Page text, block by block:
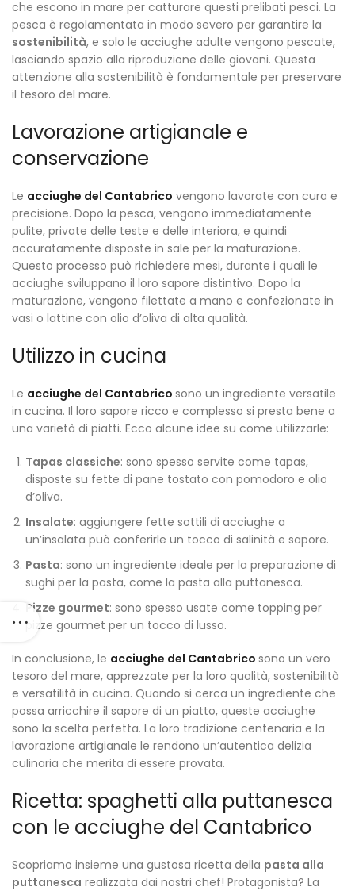
che escono in mare per catturare questi prelibati pesci. La
pesca è regolamentata in modo severo per garantire la
sostenibilità, e solo le acciughe adulte vengono pescate,
lasciando spazio alla riproduzione delle giovani. Questa
attenzione alla sostenibilità è fondamentale per preservare
il tesoro del mare.
Lavorazione artigianale e
conservazione
Le acciughe del Cantabrico vengono lavorate con cura e
precisione. Dopo la pesca, vengono immediatamente
pulite, private delle teste e delle interiora, e quindi
accuratamente disposte in sale per la maturazione.
Questo processo può richiedere mesi, durante i quali le
acciughe sviluppano il loro sapore distintivo. Dopo la
maturazione, vengono filettate a mano e confezionate in
vasi o lattine con olio d’oliva di alta qualità.
Utilizzo in cucina
Le acciughe del Cantabrico sono un ingrediente versatile
in cucina. Il loro sapore ricco e complesso si presta bene a
una varietà di piatti. Ecco alcune idee su come utilizzarle:
Tapas classiche: sono spesso servite come tapas,
disposte su fette di pane tostato con pomodoro e olio
d’oliva.
Insalate: aggiungere fette sottili di acciughe a
un’insalata può conferirle un tocco di salinità e sapore.
Pasta: sono un ingrediente ideale per la preparazione di
sughi per la pasta, come la pasta alla puttanesca.
Pizze gourmet: sono spesso usate come topping per
pizze gourmet per un tocco di lusso.
In conclusione, le acciughe del Cantabrico sono un vero
tesoro del mare, apprezzate per la loro qualità, sostenibilità
e versatilità in cucina. Quando si cerca un ingrediente che
possa arricchire il sapore di un piatto, queste acciughe
sono la scelta perfetta. La loro tradizione centenaria e la
lavorazione artigianale le rendono un’autentica delizia
culinaria che merita di essere provata.
Ricetta: spaghetti alla puttanesca
con le acciughe del Cantabrico
Scopriamo insieme una gustosa ricetta della pasta alla
puttanesca realizzata dai nostri chef! Protagonista? La